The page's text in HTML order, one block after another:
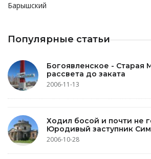
Барышский
Популярные статьи
Богоявленское - Старая
рассвета до заката
2006-11-13
Ходил босой и почти не
Юродивый заступник
2006-10-28